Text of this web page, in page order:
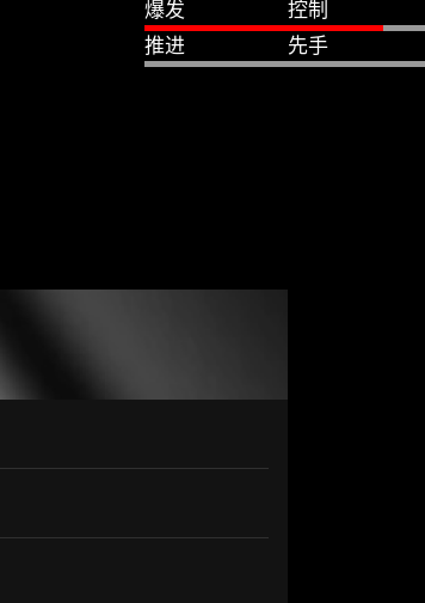
爆发
推进
控制
先手